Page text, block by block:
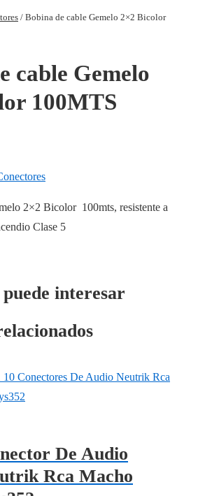
/ Bobina de cable Gemelo 2×2 Bicolor
cable Gemelo
100MTS
2×2 Bicolor 100mts, resistente a
Clase 5
interesar
De Audio
Rca Macho